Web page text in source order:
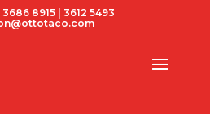
8915 | 3612 5493